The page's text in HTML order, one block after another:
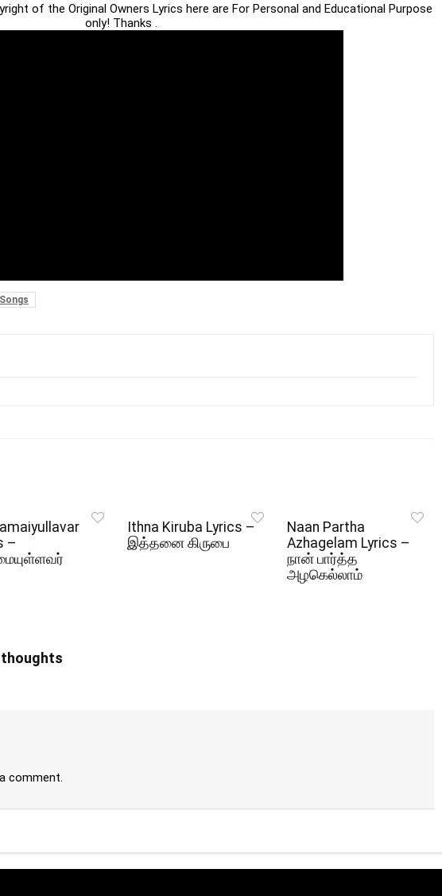
of the Original Owners Lyrics here are For Personal and Educational Purpose
only! Thanks .
–
Ithna Kiruba Lyrics –
இத்தனை கிருபை
Naan Partha
Azhagelam Lyrics –
நான் பார்த்த
அழகெல்லாம்
thoughts
comment.